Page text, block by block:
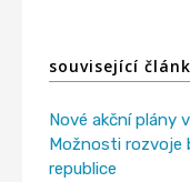
související
Nové akční plány
Možnosti rozvoje
republice